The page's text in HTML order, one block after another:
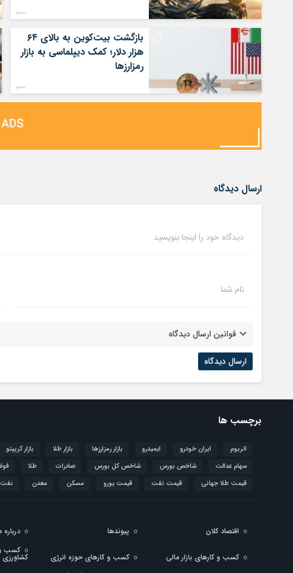
بازگشت بیت‌کوین به بالای ۶۴
هزار دلار؛ کمک دیپلماسی به بازار
رمزارزها
ارسال دیدگاه
دیدگاه خود را اینجا بنویسید
نام شما
قوانین ارسال دیدگاه
برچسب ها
اتریوم ایران خودرو ایمیدرو بازار رمزارزها بازار طلا بازار کریپتو
سهام عدالت
شاخص بورس شاخص کل بورس صادرات طلا
قیمت طلا جهانی
قیمت نفت قیمت یورو مسکن معدن نفت
اقتصاد کلان پیوندها درباره
کسب و کارهای بازار مالی کسب و کارهای حوزه انرژی
کسب و
کشاورزی